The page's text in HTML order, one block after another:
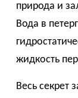
природа и
Вода в
жидкость
Весь секрет